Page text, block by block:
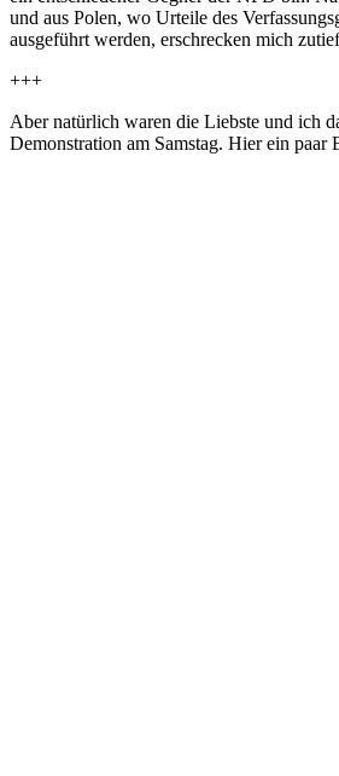
und aus Polen, wo Urteile des
ausgeführt werden, erschrecken mich
+++
Aber natürlich waren die Liebste und ich
Demonstration am Samstag. Hier ein paar